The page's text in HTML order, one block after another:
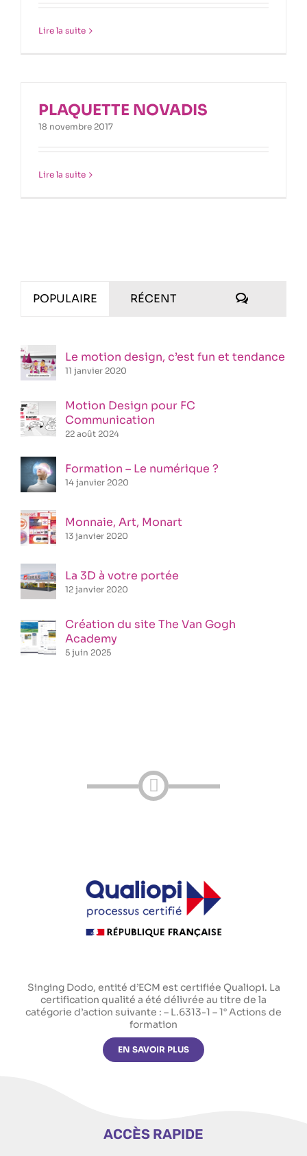
Lire la suite
PLAQUETTE NOVADIS
18 novembre 2017
Lire la suite
POPULAIRE RÉCENT
Le motion design, c’est fun et tendance
11 janvier 2020
Motion Design pour FC
Communication
22 août 2024
Formation – Le numérique ?
14 janvier 2020
Monnaie, Art, Monart
13 janvier 2020
La 3D à votre portée
12 janvier 2020
Création du site The Van Gogh
Academy
5 juin 2025
Singing Dodo, entité d’ECM est certifiée Qualiopi. La
certification qualité a été délivrée au titre de la
catégorie d’action suivante : – L.6313-1 – 1° Actions de
formation
EN SAVOIR PLUS
ACCÈS RAPIDE